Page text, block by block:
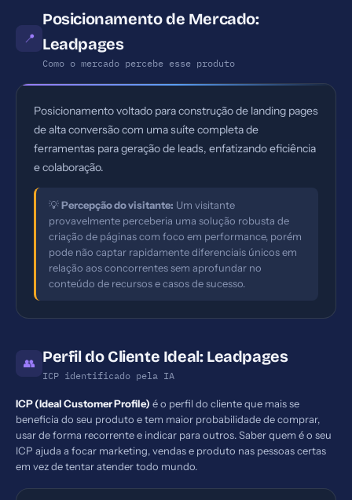
📍
Posicionamento de Mercado:
Leadpages
Como o mercado percebe esse produto
Posicionamento voltado para construção de landing pages
de alta conversão com uma suíte completa de
ferramentas para geração de leads, enfatizando eficiência
e colaboração.
💡Percepção do visitante: Um visitante
provavelmente perceberia uma solução robusta de
criação de páginas com foco em performance, porém
pode não captar rapidamente diferenciais únicos em
relação aos concorrentes sem aprofundar no
conteúdo de recursos e casos de sucesso.
👥 Perfil do Cliente Ideal: Leadpages
ICP identificado pela IA
ICP (Ideal Customer Profile) é o perfil do cliente que mais se
beneficia do seu produto e tem maior probabilidade de comprar,
usar de forma recorrente e indicar para outros. Saber quem é o seu
ICP ajuda a focar marketing, vendas e produto nas pessoas certas
em vez de tentar atender todo mundo.